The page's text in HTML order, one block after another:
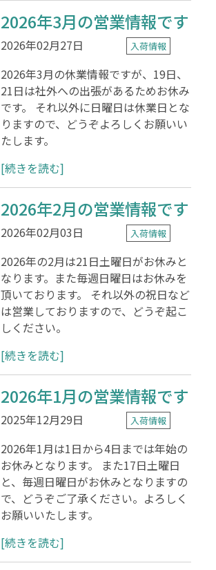
2026年3月の営業情報です
2026年02月27日 入荷情報
2026年3月の休業情報ですが、19日、
21日は社外への出張があるためお休み
です。 それ以外に日曜日は休業日とな
りますので、どうぞよろしくお願いい
たします。
[続きを読む]
2026年2月の営業情報です
2026年02月03日 入荷情報
2026年の2月は21日土曜日がお休みと
なります。また毎週日曜日はお休みを
頂いております。 それ以外の祝日など
は営業しておりますので、どうぞ起こ
しください。
[続きを読む]
2026年1月の営業情報です
2025年12月29日 入荷情報
2026年1月は1日から4日までは年始の
お休みとなります。 また17日土曜日
と、毎週日曜日がお休みとなりますの
で、どうぞご了承ください。よろしく
お願いいたします。
[続きを読む]